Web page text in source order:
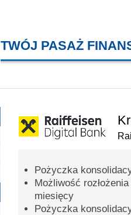
TWÓJ PASAŻ
Pożyczka
Możliwość
miesięcy
Pożyczka